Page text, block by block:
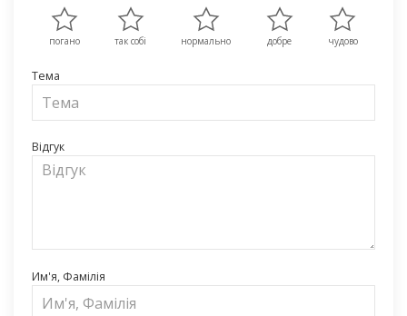
погано так собі нормально добре чудово
Тема
Відгук
Им'я, Фамілія